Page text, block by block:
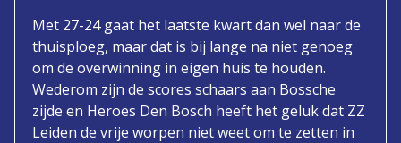
Met 27-24 gaat het laatste kwart dan wel naar de
thuisploeg, maar dat is bij lange na niet genoeg
om de overwinning in eigen huis te houden.
Wederom zijn de scores schaars aan Bossche
zijde en Heroes Den Bosch heeft het geluk dat ZZ
Leiden de vrije worpen niet weet om te zetten in